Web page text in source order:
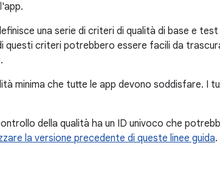
una serie di criteri di qualità di base e
questi criteri potrebbero essere facili da
minima che tutte le app devono soddisfare. I
della qualità ha un ID univoco che
la versione precedente di queste linee guida.